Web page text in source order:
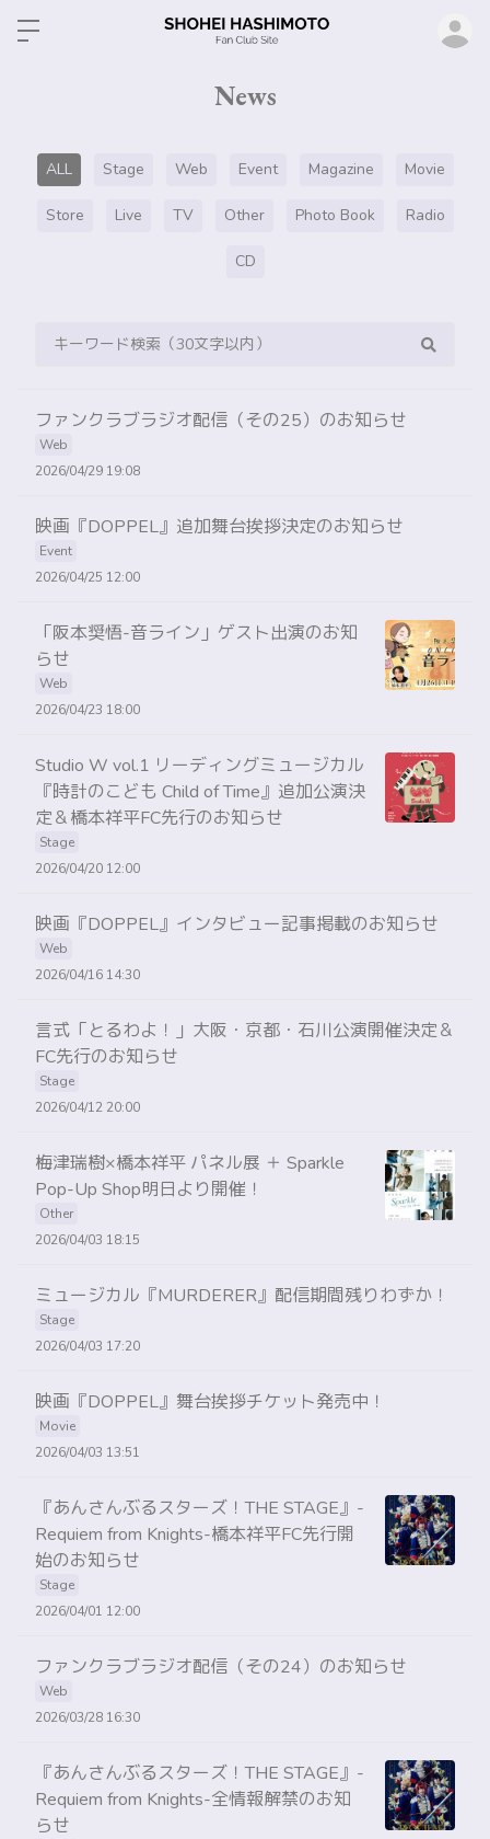
News
ALL Stage Web Event Magazine Movie
Store Live TV Other Photo Book Radio
CD
ファンクラブラジオ配信（その25）のお知らせ
Web
2026/04/29 19:08
映画『DOPPEL』追加舞台挨拶決定のお知らせ
Event
2026/04/25 12:00
「阪本奨悟-音ライン」ゲスト出演のお知
らせ
Web
2026/04/23 18:00
Studio W vol.1 リーディングミュージカル
『時計のこども Child of Time』追加公演決
定＆橋本祥平FC先行のお知らせ
Stage
2026/04/20 12:00
映画『DOPPEL』インタビュー記事掲載のお知らせ
Web
2026/04/16 14:30
⾔式「とるわよ！」大阪・京都・石川公演開催決定＆
FC先行のお知らせ
Stage
2026/04/12 20:00
梅津瑞樹×橋本祥平 パネル展 ＋ Sparkle
Pop-Up Shop明日より開催！
Other
2026/04/03 18:15
ミュージカル『MURDERER』配信期間残りわずか！
Stage
2026/04/03 17:20
映画『DOPPEL』舞台挨拶チケット発売中！
Movie
2026/04/03 13:51
『あんさんぶるスターズ！THE STAGE』-
Requiem from Knights-橋本祥平FC先行開
始のお知らせ
Stage
2026/04/01 12:00
ファンクラブラジオ配信（その24）のお知らせ
Web
2026/03/28 16:30
『あんさんぶるスターズ！THE STAGE』-
Requiem from Knights-全情報解禁のお知
らせ